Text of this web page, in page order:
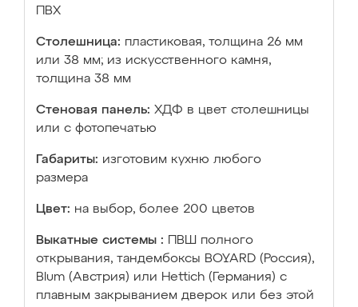
ПВХ
Столешница: пластиковая, толщина 26 мм
или 38 мм; из искусственного камня,
толщина 38 мм
Стеновая панель: ХДФ в цвет столешницы
или с фотопечатью
Габариты: изготовим кухню любого
размера
Цвет: на выбор, более 200 цветов
Выкатные системы :
ПВШ полного
открывания, тандембоксы BOYARD (Россия),
Blum (Австрия) или Hettich (Германия) с
плавным закрыванием дверок или без этой